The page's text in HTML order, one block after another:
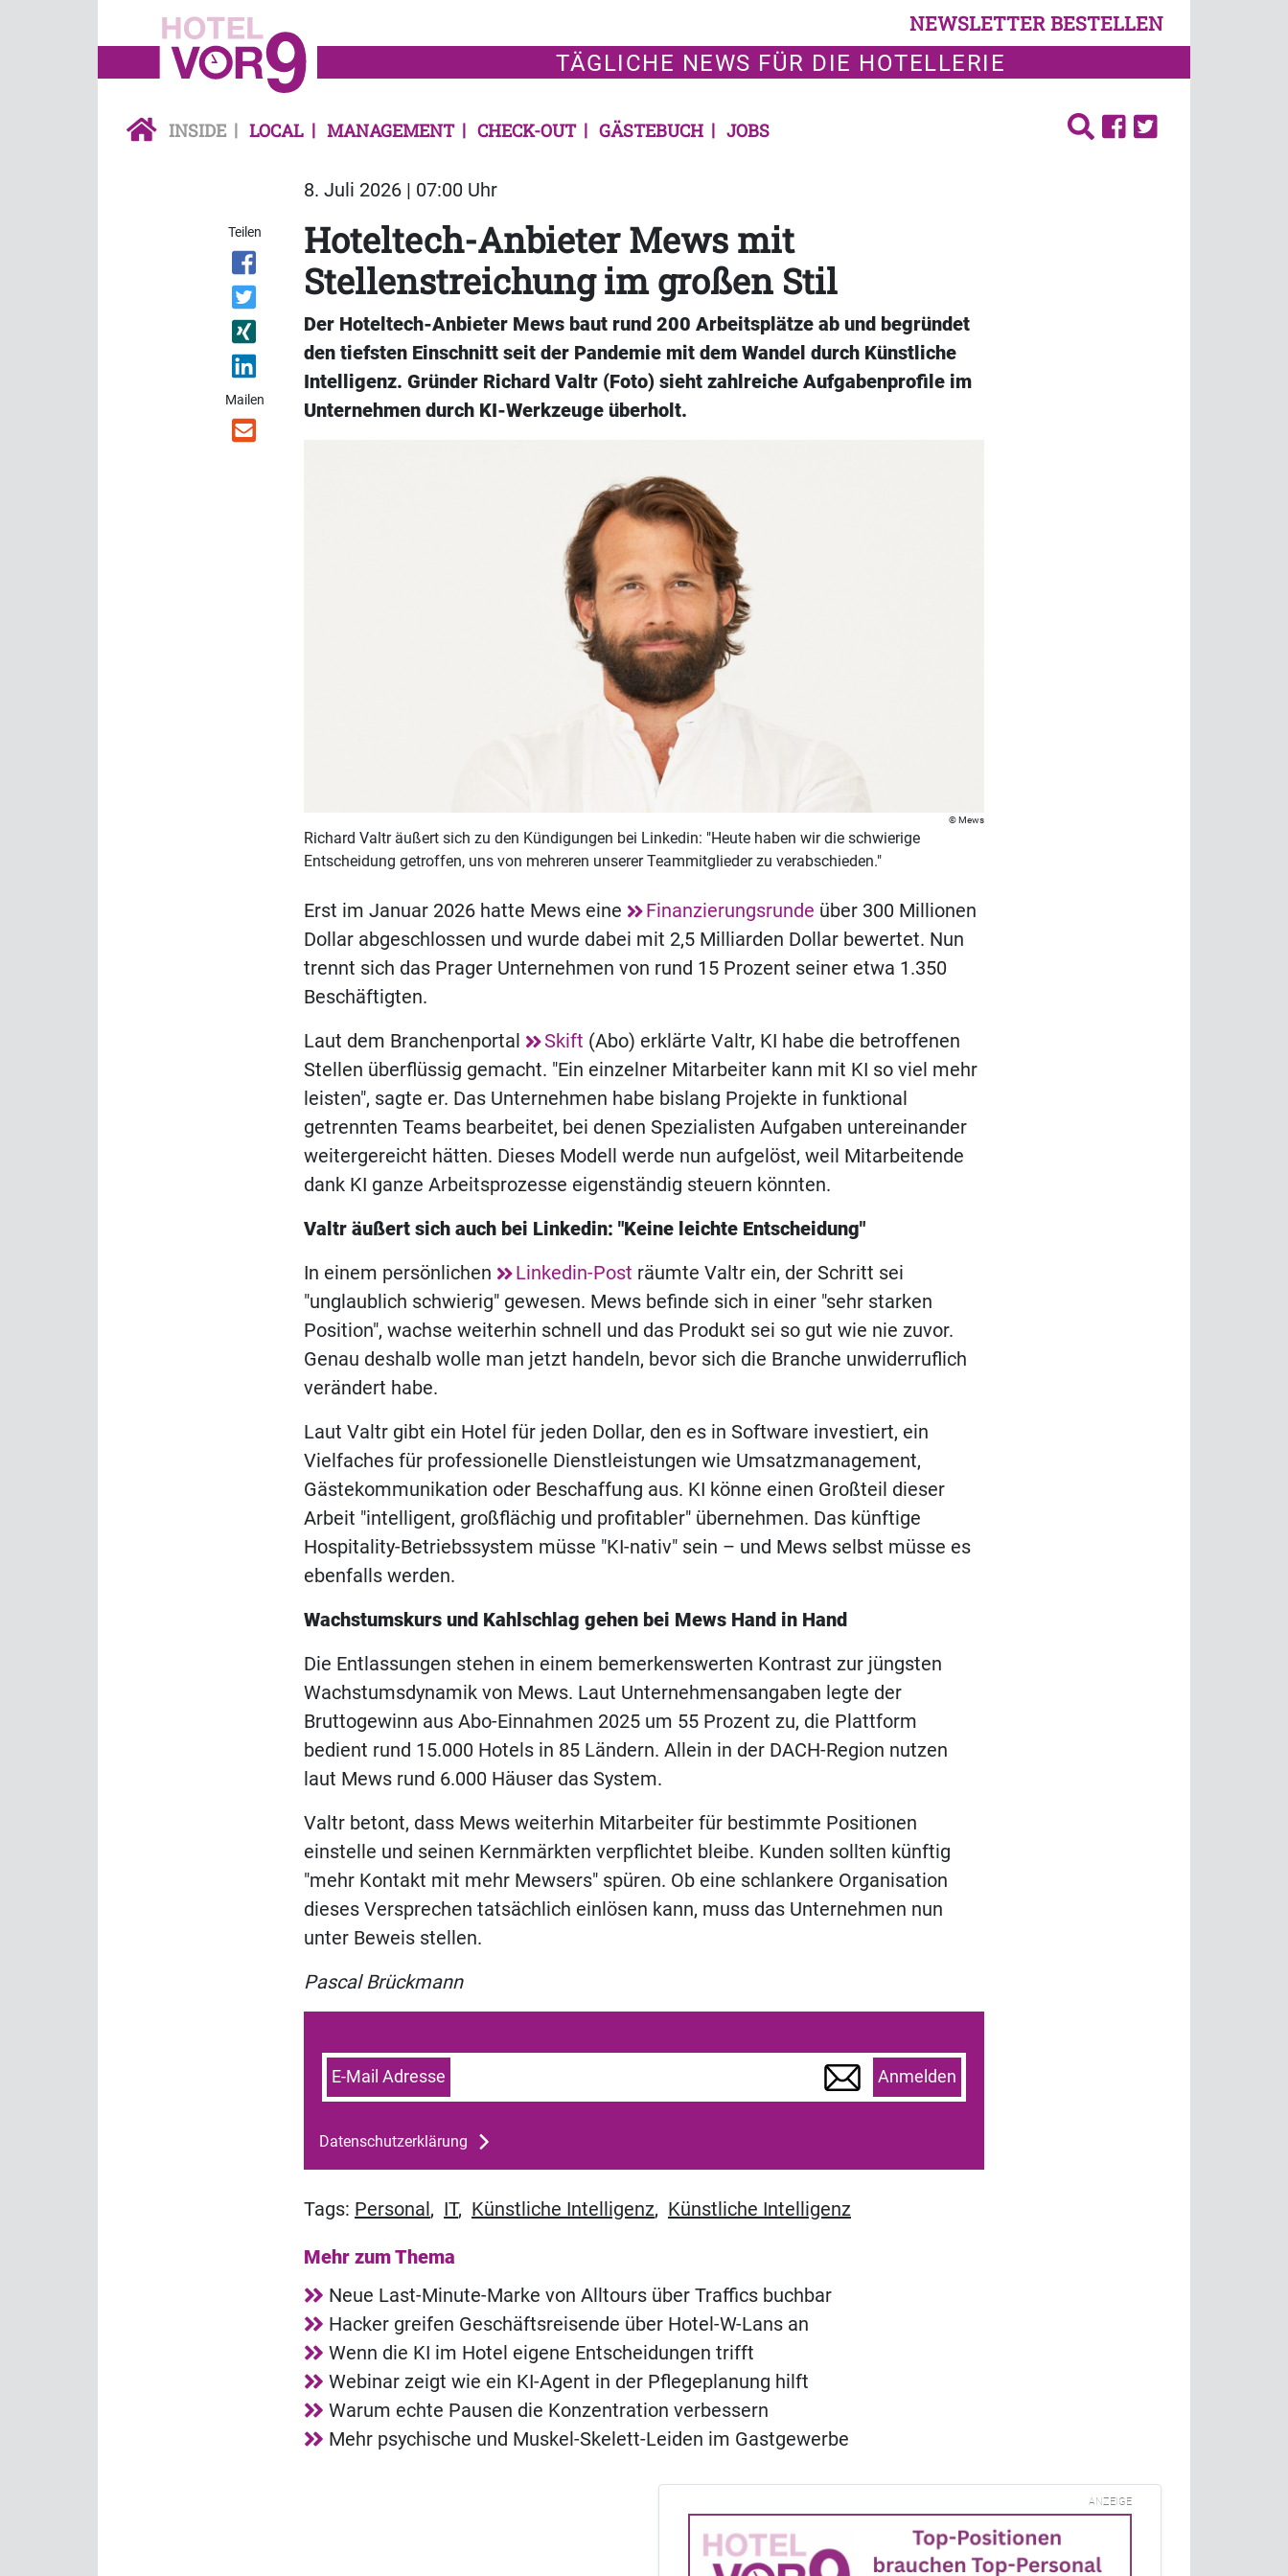
NEWSLETTER BESTELLEN
TÄGLICHE NEWS FÜR DIE HOTELLERIE
INSIDE LOCAL MANAGEMENT CHECK-OUT GÄSTEBUCH JOBS
8. Juli 2026 | 07:00 Uhr
Teilen
Mailen
Hoteltech-Anbieter Mews mit
Stellenstreichung im großen Stil
Der Hoteltech-Anbieter Mews baut rund 200 Arbeitsplätze ab und begründet
den tiefsten Einschnitt seit der Pandemie mit dem Wandel durch Künstliche
Intelligenz. Gründer Richard Valtr (Foto) sieht zahlreiche Aufgabenprofile im
Unternehmen durch KI-Werkzeuge überholt.
Mews
Richard Valtr äußert sich zu den Kündigungen bei Linkedin: "Heute haben wir die schwierige
Entscheidung getroffen, uns von mehreren unserer Teammitglieder zu verabschieden."
Erst im Januar 2026 hatte Mews eine Finanzierungsrunde über 300 Millionen
Dollar abgeschlossen und wurde dabei mit 2,5 Milliarden Dollar bewertet. Nun
trennt sich das Prager Unternehmen von rund 15 Prozent seiner etwa 1.350
Beschäftigten.
Laut dem Branchenportal
Skift (Abo) erklärte Valtr, KI habe die betroffenen
Stellen überflüssig gemacht. "Ein einzelner Mitarbeiter kann mit KI so viel mehr
leisten", sagte er. Das Unternehmen habe bislang Projekte in funktional
getrennten Teams bearbeitet, bei denen Spezialisten Aufgaben untereinander
weitergereicht hätten. Dieses Modell werde nun aufgelöst, weil Mitarbeitende
dank KI ganze Arbeitsprozesse eigenständig steuern könnten.
Valtr äußert sich auch bei Linkedin: "Keine leichte Entscheidung"
In einem persönlichen
Linkedin-Post räumte Valtr ein, der Schritt sei
"unglaublich schwierig" gewesen. Mews befinde sich in einer "sehr starken
Position", wachse weiterhin schnell und das Produkt sei so gut wie nie zuvor.
Genau deshalb wolle man jetzt handeln, bevor sich die Branche unwiderruflich
verändert habe.
Laut Valtr gibt ein Hotel für jeden Dollar, den es in Software investiert, ein
Vielfaches für professionelle Dienstleistungen wie Umsatzmanagement,
Gästekommunikation oder Beschaffung aus. KI könne einen Großteil dieser
Arbeit "intelligent, großflächig und profitabler" übernehmen. Das künftige
Hospitality-Betriebssystem müsse "KI-nativ" sein – und Mews selbst müsse es
ebenfalls werden.
Wachstumskurs und Kahlschlag gehen bei Mews Hand in Hand
Die Entlassungen stehen in einem bemerkenswerten Kontrast zur jüngsten
Wachstumsdynamik von Mews. Laut Unternehmensangaben legte der
Bruttogewinn aus Abo-Einnahmen 2025 um 55 Prozent zu, die Plattform
bedient rund 15.000 Hotels in 85 Ländern. Allein in der DACH-Region nutzen
laut Mews rund 6.000 Häuser das System.
Valtr betont, dass Mews weiterhin Mitarbeiter für bestimmte Positionen
einstelle und seinen Kernmärkten verpflichtet bleibe. Kunden sollten künftig
"mehr Kontakt mit mehr Mewsers" spüren. Ob eine schlankere Organisation
dieses Versprechen tatsächlich einlösen kann, muss das Unternehmen nun
unter Beweis stellen.
Pascal Brückmann
E-Mail Adresse Anmelden
Datenschutzerklärung
Tags: Personal, IT, Künstliche Intelligenz, Künstliche Intelligenz
Mehr zum Thema
Neue Last-Minute-Marke von Alltours über Traffics buchbar
Hacker greifen Geschäftsreisende über Hotel-W-Lans an
Wenn die KI im Hotel eigene Entscheidungen trifft
Webinar zeigt wie ein KI-Agent in der Pflegeplanung hilft
Warum echte Pausen die Konzentration verbessern
Mehr psychische und Muskel-Skelett-Leiden im Gastgewerbe
ANZEIGE